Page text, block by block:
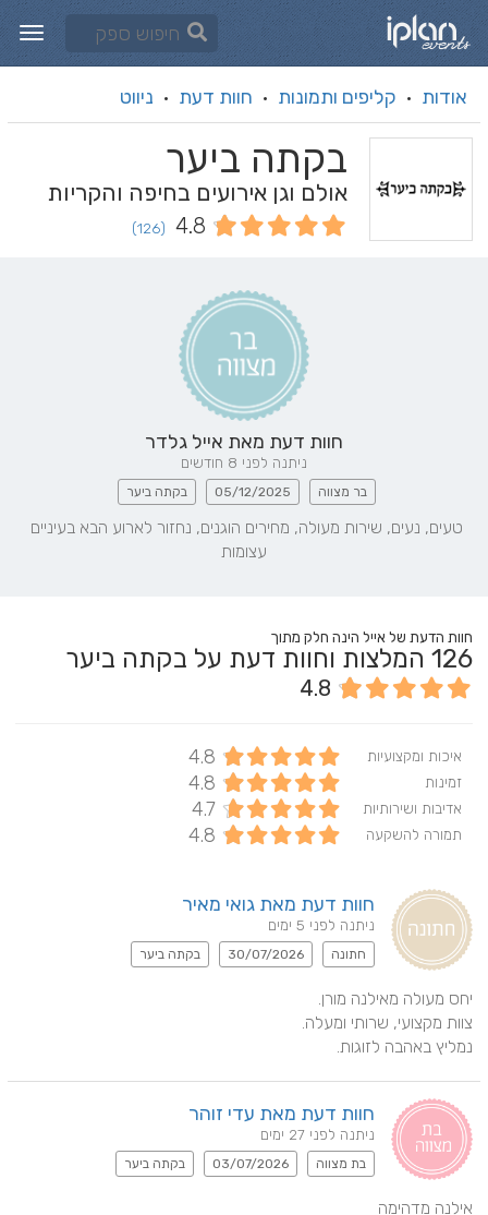
אודות · קליפים ותמונות · חוות דעת · ניווט
בקתה ביער
אולם וגן אירועים בחיפה והקריות
4.8
(126)
חוות דעת מאת אייל גלדר
ניתנה לפני 8 חודשים
בר מצווה 05/12/2025 בקתה ביער
עצומות
חוות הדעת של אייל הינה חלק מתוך
126 המלצות וחוות דעת על בקתה ביער
4.8
איכות ומקצועיות 4.8
זמינות 4.8
אדיבות ושירותיות 4.7
תמורה להשקעה 4.8
חוות דעת מאת גואי מאיר
ניתנה לפני 5 ימים
חתונה 30/07/2026 בקתה ביער
נמליץ באהבה לזוגות.
חוות דעת מאת עדי זוהר
ניתנה לפני 27 ימים
בת מצווה 03/07/2026 בקתה ביער